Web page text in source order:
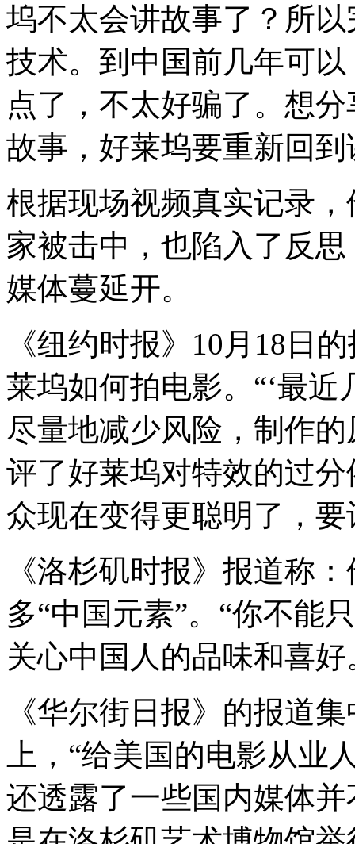
坞不太会讲故事了？所
技术。到中国前几年可
点了，不太好骗了。想
故事，好莱坞要重新回
根据现场视频真实记录
家被击中，也陷入了反
媒体蔓延开。
《纽约时报》10月18日
莱坞如何拍电影。 “‘最近
尽量地减少风险，制作
评了好莱坞对特效的过
众现在变得更聪明了，
《洛杉矶时报》报道称
多“中国元素”。 “你不能
关心中国人的品味和喜好
《华尔街日报》的报道
上， “给美国的电影从业
还透露了一些国内媒体